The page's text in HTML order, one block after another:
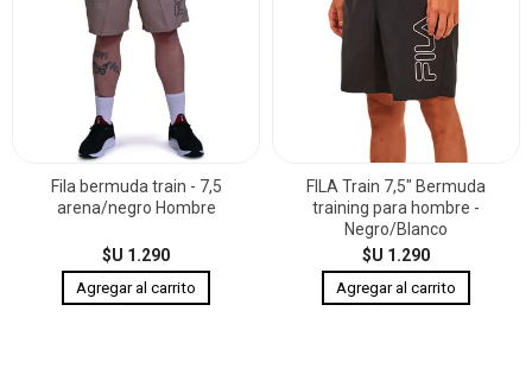
Fila bermuda train - 7,5
arena/negro Hombre
$U 1.290
FILA Train 7,5" Bermuda
training para hombre -
Negro/Blanco
$U 1.290